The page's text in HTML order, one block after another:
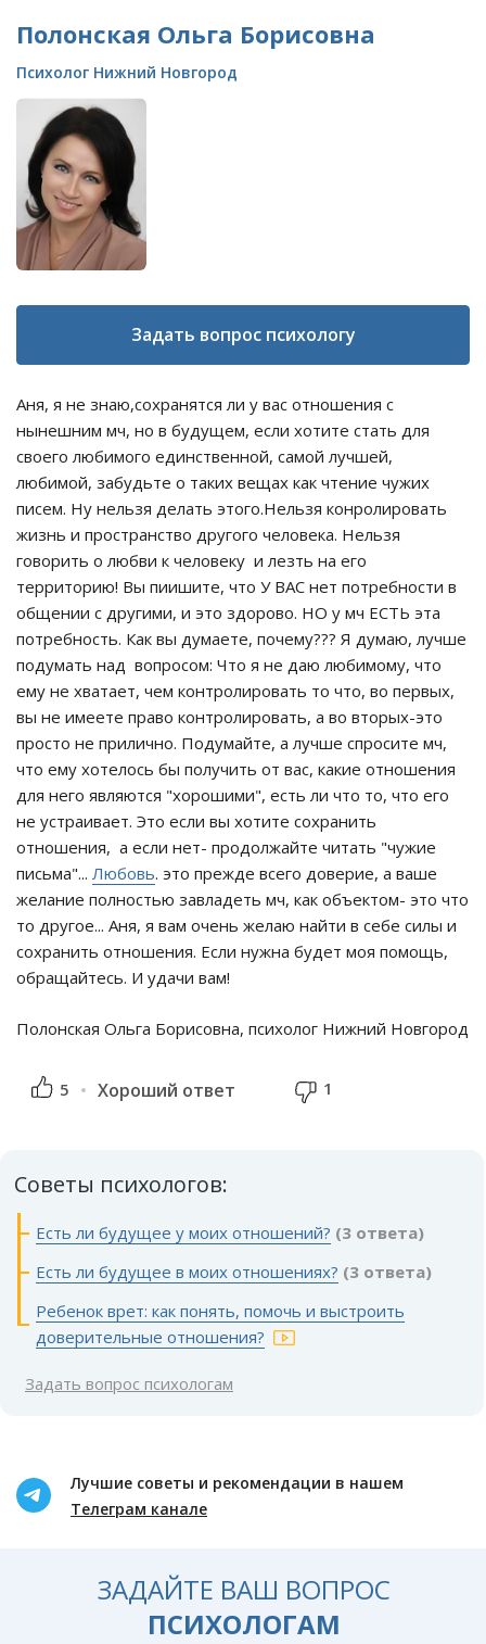
Полонская Ольга Борисовна
Психолог Нижний Новгород
Задать вопрос психологу
Аня, я не знаю,сохранятся ли у вас отношения с
нынешним мч, но в будущем, если хотите стать для
своего любимого единственной, самой лучшей,
любимой, забудьте о таких вещах как чтение чужих
писем. Ну нельзя делать этого.Нельзя конролировать
жизнь и пространство другого человека. Нельзя
говорить о любви к человеку и лезть на его
территорию! Вы пиишите, что У ВАС нет потребности в
общении с другими, и это здорово. НО у мч ЕСТЬ эта
потребность. Как вы думаете, почему??? Я думаю, лучше
подумать над вопросом: Что я не даю любимому, что
ему не хватает, чем контролировать то что, во первых,
вы не имеете право контролировать, а во вторых-это
просто не прилично. Подумайте, а лучше спросите мч,
что ему хотелось бы получить от вас, какие отношения
для него являются "хорошими", есть ли что то, что его
не устраивает. Это если вы хотите сохранить
отношения, а если нет- продолжайте читать "чужие
письма"... Любовь. это прежде всего доверие, а ваше
желание полностью завладеть мч, как объектом- это что
то другое... Аня, я вам очень желаю найти в себе силы и
сохранить отношения. Если нужна будет моя помощь,
обращайтесь. И удачи вам!
Полонская Ольга Борисовна, психолог Нижний Новгород
5 Хороший ответ 1
Советы психологов:
Есть ли будущее у моих отношений? (3 ответа)
Есть ли будущее в моих отношениях? (3 ответа)
Ребенок врет: как понять, помочь и выстроить
доверительные отношения?
Задать вопрос психологам
Лучшие советы и рекомендации в нашем
Телеграм канале
ЗАДАЙТЕ ВАШ ВОПРОС
ПСИХОЛОГАМ